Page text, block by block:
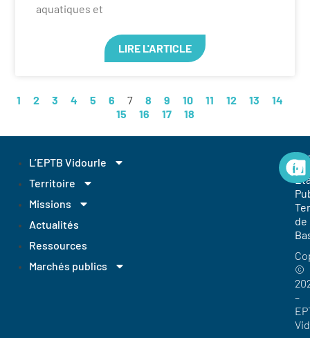
aquatiques et
LIRE L'ARTICLE
1 2 3 4 5 6 7 8 9 10 11 12 13
14
15
16 17 18
L’EPTB Vidourle
Territoire
Missions
Actualités
Ressources
Marchés publics
de
©
–